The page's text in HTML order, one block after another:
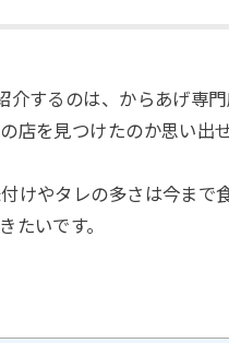
するのは、からあげ専門
店を見つけたのか思い出
けやタレの多さは今まで
たいです。